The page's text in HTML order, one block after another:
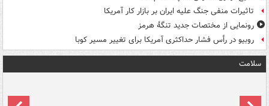
تاثیرات منفی جنگ علیه ایران بر بازار کار آمریکا
رونمایی از مختصات جدید تنگۀ هرمز
روبیو در رأس فشار حداکثری آمریکا برای تغییر مسیر کوبا
سلامت